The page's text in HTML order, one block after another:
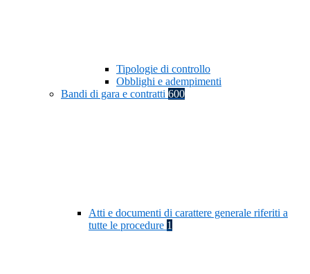
Tipologie di controllo
Obblighi e adempimenti
Bandi di gara e contratti 600
Atti e documenti di carattere generale riferiti a
tutte le procedure 1